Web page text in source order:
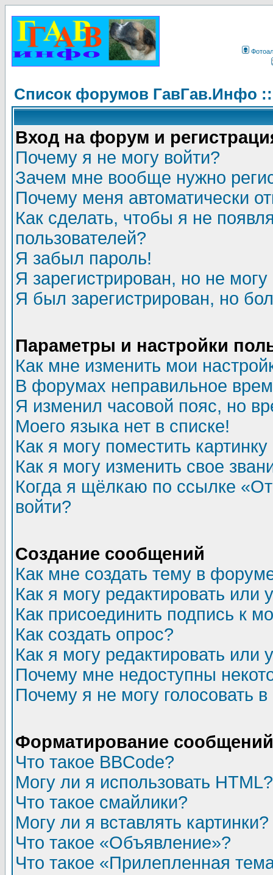
Список форумов ГавГав.Инфо
Вход на форум и
Почему я не могу войти?
Зачем мне вообще нужно
Почему меня автоматически
Как сделать, чтобы я не
пользователей?
Я забыл пароль!
Я зарегистрирован, но не могу
Я был зарегистрирован, но
Параметры и настройки
Как мне изменить мои
В форумах неправильное
Я изменил часовой пояс, но
Моего языка нет в списке!
Как я могу поместить
Как я могу изменить свое
Когда я щёлкаю по ссылке
войти?
Создание сообщений
Как мне создать тему в
Как я могу редактировать или
Как присоединить подпись к
Как создать опрос?
Как я могу редактировать или
Почему мне недоступны
Почему я не могу голосовать
Форматирование
Что такое BBCode?
Могу ли я использовать HTML?
Что такое смайлики?
Могу ли я вставлять картинки?
Что такое «Объявление»?
Что такое «Прилепленная